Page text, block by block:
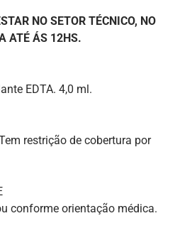
NO SETOR TÉCNICO, NO
ATÉ ÁS 12HS.
EDTA. 4,0 ml.
restrição de cobertura por
conforme orientação médica.